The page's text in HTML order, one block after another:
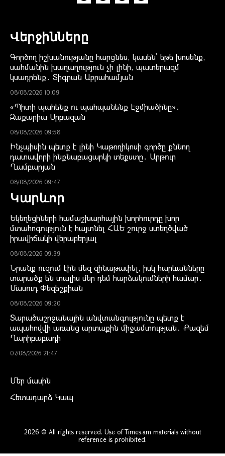
Վերջինները
Գործող իշխանությանը հարցնես, կասեն՝ եթե խոսենք,
սահմանին խաղաղություն չի լինի, պատերազմ
կսադրենք․ Տիգրան Աբրահամյան
08/08/2026 10:09
«Պիտի պահենք ու պահպանենք Էջմիածինը»․
Զաքարիա Սրբազան
08/08/2026 09:58
Ինչպիսին պետք է լինի Կաթողիկոսի գործը քննող
դատավորի ինքնաբացարկի տեքստը․ Արթուր
Ղամբարյան
08/08/2026 09:47
Կարևոր
Եկեղեցիների համաշխարհային խորհուրդը խոր
մտահոգություն է հայտնել ՀԱԵ շուրջ ստեղծված
իրավիճակի վերաբերյալ
08/08/2026 09:39
Նրանք ուզում էին մեզ զինաթափել, իսկ հարևանները
տարածք են տալիս մեր դեմ հարձակումների համար․
Մասուդ Փեզեշքիան
08/08/2026 09:20
Տարածաշրջանային անվտանգությունը պետք է
ապահովվի առանց արտաքին միջամտության․ Քազեմ
Ղարիբաբադի
07/08/2026 21:47
Մեր մասին
Հետադարձ Կապ
2026 © All rights reserved. Use of Times.am materials without
reference is prohibited.